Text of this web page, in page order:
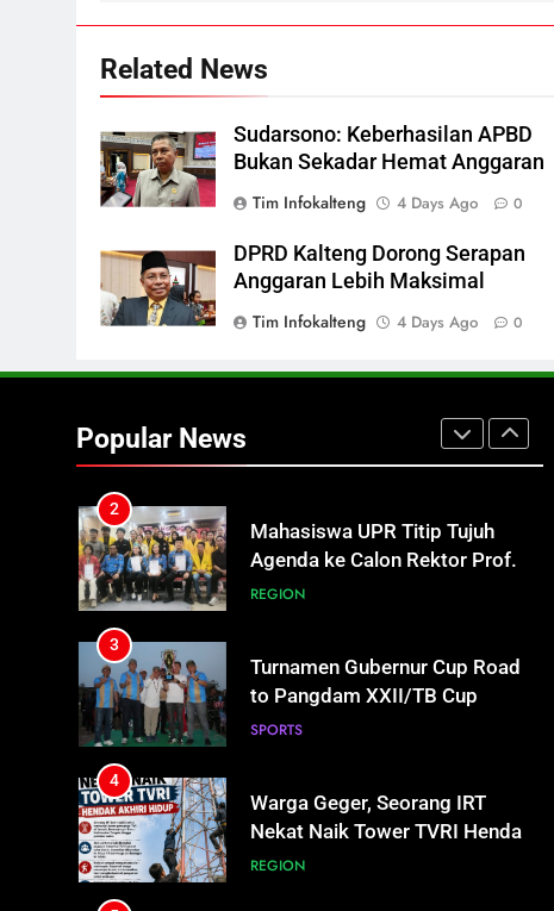
Related News
Sudarsono: Keberhasilan APBD
Bukan Sekadar Hemat Anggaran
Tim Infokalteng
4 Days Ago 0
DPRD Kalteng Dorong Serapan
Anggaran Lebih Maksimal
Tim Infokalteng
4 Days Ago 0
Popular News
8
Ketua dan Empat Komisioner
KPU Kotim Resmi Jadi
Tersangka Dugaan Korupsi
Dana Hibah Pilkada Rp40 Miliar
Orangutan Muncul di Tengah
Kota Kasongan
REGION
2
Agenda ke Calon Rektor Prof.
Bhayu Rhama Siap Kawal Sejak
3
Turnamen Gubernur Cup Road
to Pangdam XXII/TB Cup
2026 Jadi Wadah Kembangkan
SPORTS
4
Warga Geger, Seorang IRT
Nekat Naik Tower TVRI Hendak
Akhiri Hidup
REGION
5
Insiden Konsumen di SPBU
Pangkalan Bun Ditangani Cepat,
Pertamina Pastikan Pelayanan
ECONOMY